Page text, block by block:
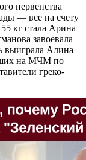
первенства
— все на счету
кг стала Арина
завоевала
выиграла Алина
на МЧМ по
греко-